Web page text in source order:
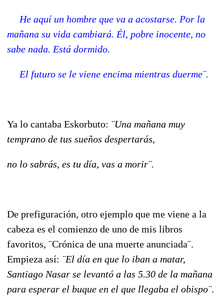
He aquí un hombre que va a acostarse. Por la
mañana su vida cambiará. Él, pobre inocente, no
sabe nada. Está dormido.
El futuro se le viene encima mientras duerme¨.
Ya lo cantaba Eskorbuto: ¨Una mañana muy
temprano de tus sueños despertarás,
no lo sabrás, es tu día, vas a morir¨.
De prefiguración, otro ejemplo que me viene a la
cabeza es el comienzo de uno de mis libros
favoritos, ¨Crónica de una muerte anunciada¨.
Empieza así: ¨El día en que lo iban a matar,
Santiago Nasar se levantó a las 5.30 de la mañana
para esperar el buque en el que llegaba el obispo¨.